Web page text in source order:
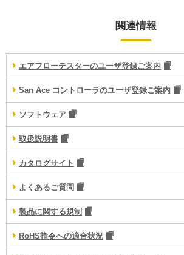
関連情報
エアフローテスターのユーザ登録ご案内
San Ace コントローラのユーザ登録ご案内
ソフトウェア
取扱説明書
カタログサイト
よくあるご質問
製品に関する規制
RoHS指令への適合状況